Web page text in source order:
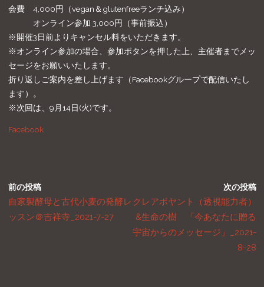
会費 4,000円（vegan＆glutenfreeランチ込み）
オンライン参加 3,000円（事前振込）
※開催3日前よりキャンセル料をいただきます。
※オンライン参加の場合、参加ボタンを押した上、主催者までメッ
セージをお願いいたします。
折り返しご案内を差し上げます（Facebookグループで配信いたし
ます）。
※次回は、9月14日(火)です。
Facebook
前の投稿
自家製酵母と古代小麦の発酵レ
ッスン＠吉祥寺_2021-7-27
次の投稿
クレアボヤント（透視能力者）
&生命の樹 「今あなたに贈る
宇宙からのメッセージ」_2021-
8-28